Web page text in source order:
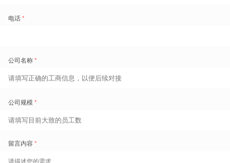
零售、香港快餐（QSR）、香港物业管理三大出海中企高频布局行
某全球3C电子品牌，在大陆布局数百余家授权门店，曾因无法匹配顶
整。
作时段，最终实现全网络
香港金钟中心某全球快餐连锁旗舰门店，高峰时段